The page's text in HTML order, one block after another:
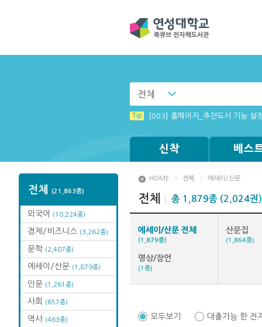
전체
Tip [002] 스마트폰_푸시 기능 안내
신착 베스
전체 (21,863종)
외국어 (10,224종)
경제/비즈니스 (3,262종)
문학 (2,407종)
에세이/산문 (1,879종)
인문 (1,261종)
사회 (657종)
역사 (463종)
HOME 전체 에세이/산문
전체 총 1,879종 (2,024권)
에세이/산문 전체
(1,879종)
산문집
(1,864종)
명상/잠언
(1종)
모두보기 대출가능 한 전